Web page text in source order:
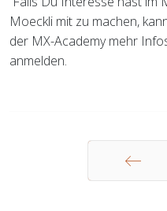
Moeckli mit zu machen,
der MX-Academy mehr
anmelden.